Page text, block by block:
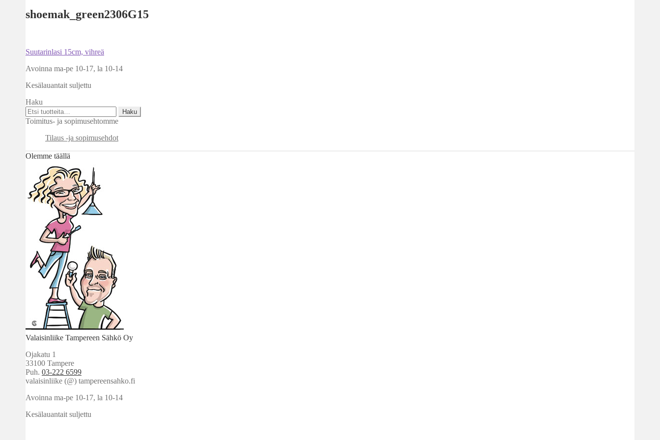
shoemak_green2306G15
Artikkelien
selaus
Edellinen
Suutarinlasi 15cm, vihreä
Avoinna ma-pe 10-17, la 10-14
Kesälauantait suljettu
Haku
Etsi:
Haku
Toimitus- ja sopimusehtomme
Tilaus -ja sopimusehdot
Olemme täällä
Valaisinliike Tampereen Sähkö Oy
Ojakatu 1
33100 Tampere
Puh. 03-222 6599
valaisinliike (@) tampereensahko.fi
Avoinna ma-pe 10-17, la 10-14
Kesälauantait suljettu